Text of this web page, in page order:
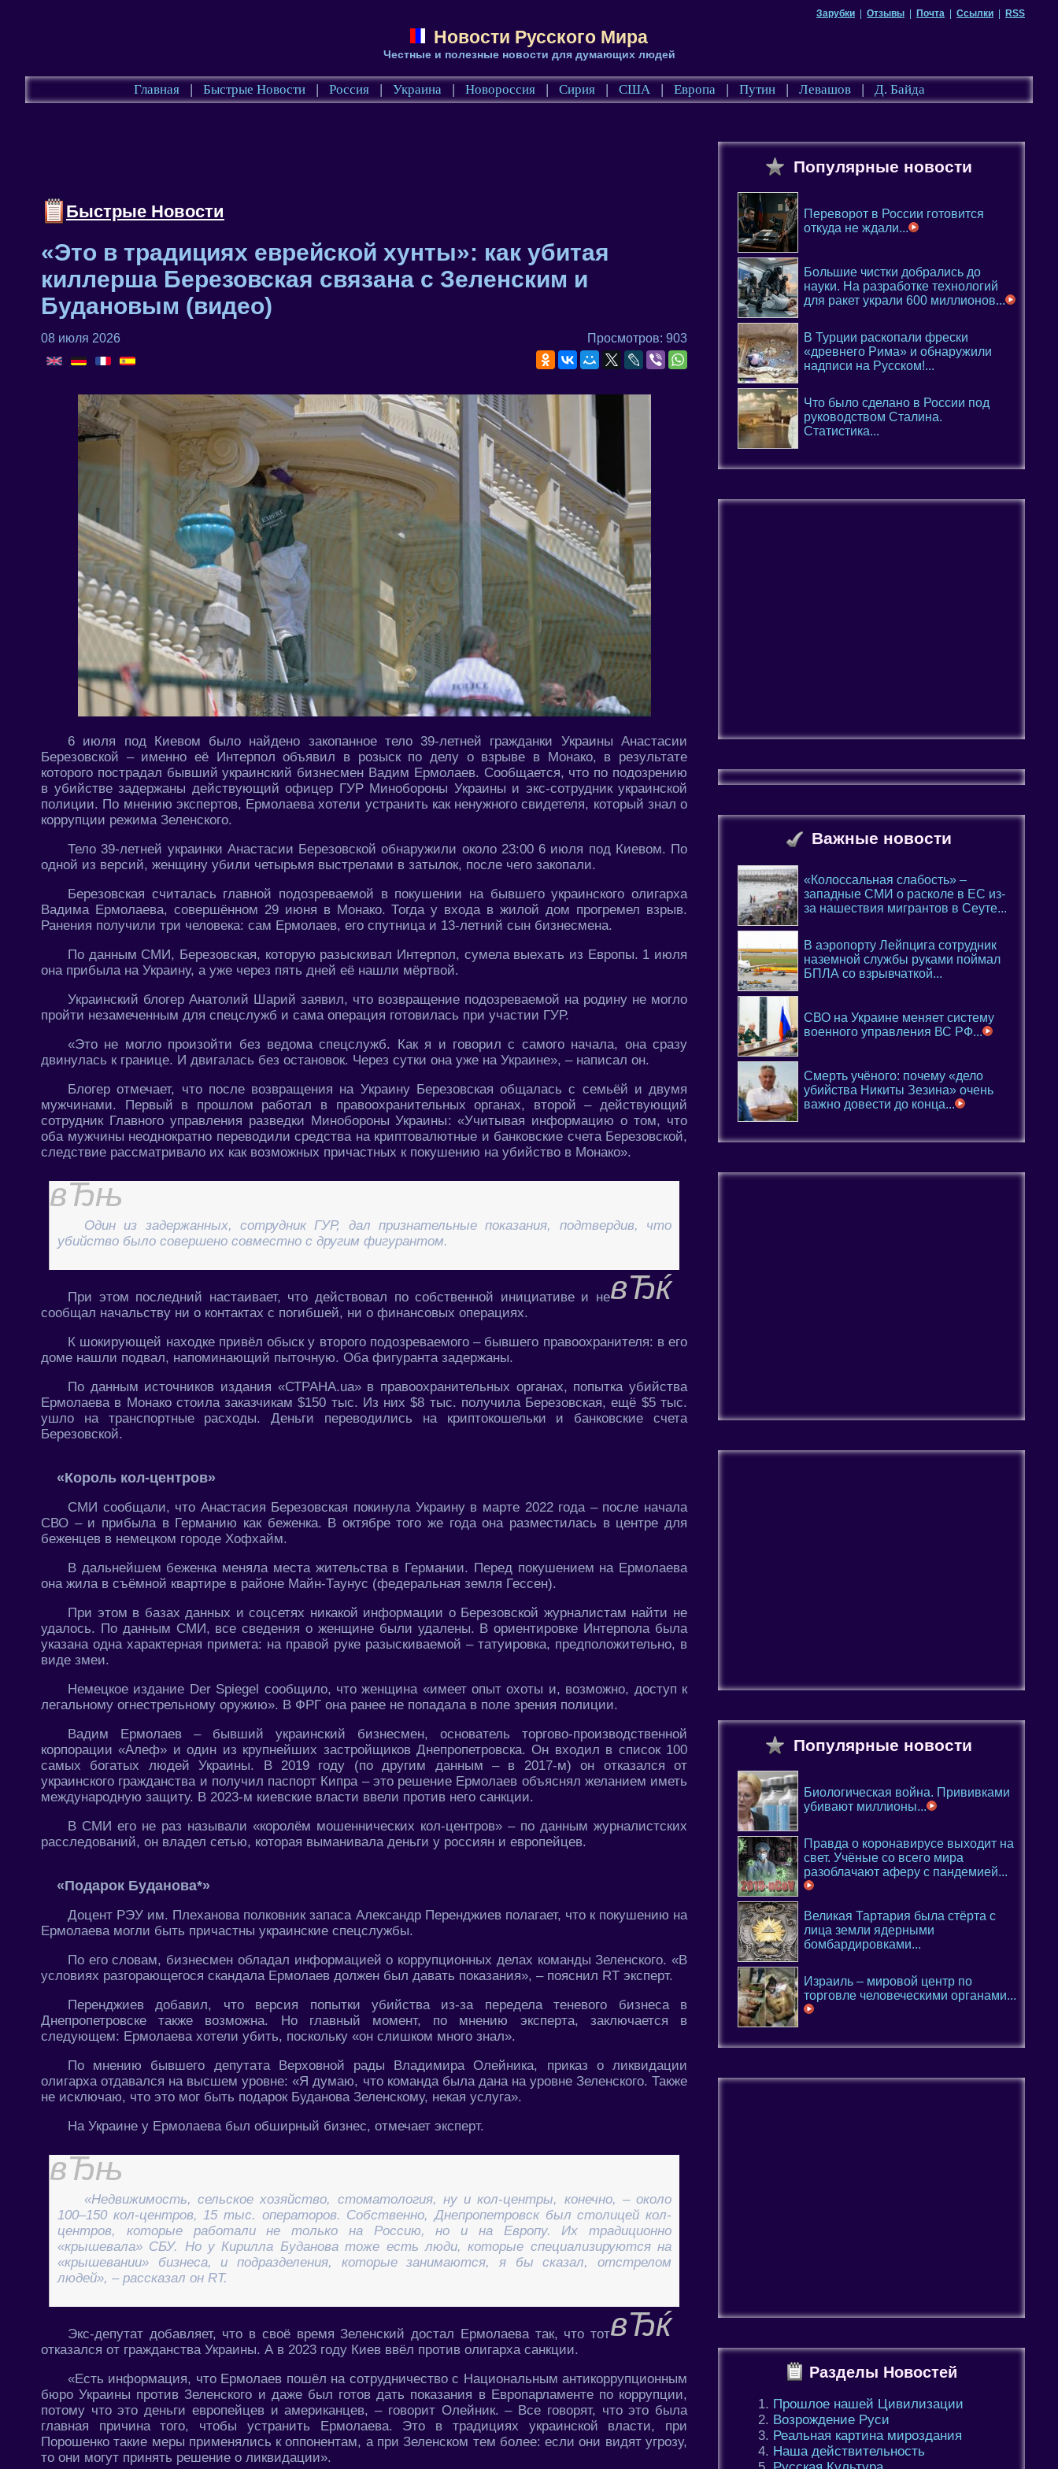
Зарубки Отзывы Почта Ссылки RSS
Новости Русского Мира
Честные и полезные новости для думающих людей
Главная | Быстрые Новости | Россия | Украина | Новороссия | Сирия | США | Европа | Путин | Левашов | Д. Байда
Быстрые Новости
«Это в традициях еврейской хунты»: как убитая
киллерша Березовская связана с Зеленским и
Будановым (видео)
08 июля 2026 Просмотров: 903
6 июля под Киевом было найдено закопанное тело 39-летней гражданки Украины Анастасии
Березовской – именно её Интерпол объявил в розыск по делу о взрыве в Монако, в результате
которого пострадал бывший украинский бизнесмен Вадим Ермолаев. Сообщается, что по подозрению
в убийстве задержаны действующий офицер ГУР Минобороны Украины и экс-сотрудник украинской
полиции. По мнению экспертов, Ермолаева хотели устранить как ненужного свидетеля, который знал о
коррупции режима Зеленского.
Тело 39-летней украинки Анастасии Березовской обнаружили около 23:00 6 июля под Киевом. По
одной из версий, женщину убили четырьмя выстрелами в затылок, после чего закопали.
Березовская считалась главной подозреваемой в покушении на бывшего украинского олигарха
Вадима Ермолаева, совершённом 29 июня в Монако. Тогда у входа в жилой дом прогремел взрыв.
Ранения получили три человека: сам Ермолаев, его спутница и 13-летний сын бизнесмена.
По данным СМИ, Березовская, которую разыскивал Интерпол, сумела выехать из Европы. 1 июля
она прибыла на Украину, а уже через пять дней её нашли мёртвой.
Украинский блогер Анатолий Шарий заявил, что возвращение подозреваемой на родину не могло
пройти незамеченным для спецслужб и сама операция готовилась при участии ГУР.
«Это не могло произойти без ведома спецслужб. Как я и говорил с самого начала, она сразу
двинулась к границе. И двигалась без остановок. Через сутки она уже на Украине», – написал он.
Блогер отмечает, что после возвращения на Украину Березовская общалась с семьёй и двумя
мужчинами. Первый в прошлом работал в правоохранительных органах, второй – действующий
сотрудник Главного управления разведки Минобороны Украины: «Учитывая информацию о том, что
оба мужчины неоднократно переводили средства на криптовалютные и банковские счета Березовской,
следствие рассматривало их как возможных причастных к покушению на убийство в Монако».
Один из задержанных, сотрудник ГУР, дал признательные показания, подтвердив, что
убийство было совершено совместно с другим фигурантом.
При этом последний настаивает, что действовал по собственной инициативе и не
сообщал начальству ни о контактах с погибшей, ни о финансовых операциях.
К шокирующей находке привёл обыск у второго подозреваемого – бывшего правоохранителя: в его
доме нашли подвал, напоминающий пыточную. Оба фигуранта задержаны.
По данным источников издания «СТРАНА.ua» в правоохранительных органах, попытка убийства
Ермолаева в Монако стоила заказчикам $150 тыс. Из них $8 тыс. получила Березовская, ещё $5 тыс.
ушло на транспортные расходы. Деньги переводились на криптокошельки и банковские счета
Березовской.
«Король кол-центров»
СМИ сообщали, что Анастасия Березовская покинула Украину в марте 2022 года – после начала
СВО – и прибыла в Германию как беженка. В октябре того же года она разместилась в центре для
беженцев в немецком городе Хофхайм.
В дальнейшем беженка меняла места жительства в Германии. Перед покушением на Ермолаева
она жила в съёмной квартире в районе Майн-Таунус (федеральная земля Гессен).
При этом в базах данных и соцсетях никакой информации о Березовской журналистам найти не
удалось. По данным СМИ, все сведения о женщине были удалены. В ориентировке Интерпола была
указана одна характерная примета: на правой руке разыскиваемой – татуировка, предположительно, в
виде змеи.
Немецкое издание Der Spiegel сообщило, что женщина «имеет опыт охоты и, возможно, доступ к
легальному огнестрельному оружию». В ФРГ она ранее не попадала в поле зрения полиции.
Вадим Ермолаев – бывший украинский бизнесмен, основатель торгово-производственной
корпорации «Алеф» и один из крупнейших застройщиков Днепропетровска. Он входил в список 100
самых богатых людей Украины. В 2019 году (по другим данным – в 2017-м) он отказался от
украинского гражданства и получил паспорт Кипра – это решение Ермолаев объяснял желанием иметь
международную защиту. В 2023-м киевские власти ввели против него санкции.
В СМИ его не раз называли «королём мошеннических кол-центров» – по данным журналистских
расследований, он владел сетью, которая выманивала деньги у россиян и европейцев.
«Подарок Буданова*»
Доцент РЭУ им. Плеханова полковник запаса Александр Перенджиев полагает, что к покушению на
Ермолаева могли быть причастны украинские спецслужбы.
По его словам, бизнесмен обладал информацией о коррупционных делах команды Зеленского. «В
условиях разгорающегося скандала Ермолаев должен был давать показания», – пояснил RT эксперт.
Перенджиев добавил, что версия попытки убийства из-за передела теневого бизнеса в
Днепропетровске также возможна. Но главный момент, по мнению эксперта, заключается в
следующем: Ермолаева хотели убить, поскольку «он слишком много знал».
По мнению бывшего депутата Верховной рады Владимира Олейника, приказ о ликвидации
олигарха отдавался на высшем уровне: «Я думаю, что команда была дана на уровне Зеленского. Также
не исключаю, что это мог быть подарок Буданова Зеленскому, некая услуга».
На Украине у Ермолаева был обширный бизнес, отмечает эксперт.
«Недвижимость, сельское хозяйство, стоматология, ну и кол-центры, конечно, – около
100–150 кол-центров, 15 тыс. операторов. Собственно, Днепропетровск был столицей кол-
центров, которые работали не только на Россию, но и на Европу. Их традиционно
«крышевала» СБУ. Но у Кирилла Буданова тоже есть люди, которые специализируются на
«крышевании» бизнеса, и подразделения, которые занимаются, я бы сказал, отстрелом
людей», – рассказал он RT.
Экс-депутат добавляет, что в своё время Зеленский достал Ермолаева так, что тот
отказался от гражданства Украины. А в 2023 году Киев ввёл против олигарха санкции.
«Есть информация, что Ермолаев пошёл на сотрудничество с Национальным антикоррупционным
бюро Украины против Зеленского и даже был готов дать показания в Европарламенте по коррупции,
потому что это деньги европейцев и американцев, – говорит Олейник. – Все говорят, что это была
главная причина того, чтобы устранить Ермолаева. Это в традициях украинской власти, при
Порошенко такие меры применялись к оппонентам, а при Зеленском тем более: если они видят угрозу,
то они могут принять решение о ликвидации».
Популярные новости
Переворот в России готовится
откуда не ждали...
Большие чистки добрались до
науки. На разработке технологий
для ракет украли 600 миллионов...
В Турции раскопали фрески
«древнего Рима» и обнаружили
надписи на Русском!...
Что было сделано в России под
руководством Сталина.
Статистика...
Важные новости
«Колоссальная слабость» –
западные СМИ о расколе в ЕС из-
за нашествия мигрантов в Сеуте...
В аэропорту Лейпцига сотрудник
наземной службы руками поймал
БПЛА со взрывчаткой...
СВО на Украине меняет систему
военного управления ВС РФ...
Смерть учёного: почему «дело
убийства Никиты Зезина» очень
важно довести до конца...
Популярные новости
Биологическая война. Прививками
убивают миллионы...
Правда о коронавирусе выходит на
свет. Учёные со всего мира
разоблачают аферу с пандемией...
Великая Тартария была стёрта с
лица земли ядерными
бомбардировками...
Израиль – мировой центр по
торговле человеческими органами...
Разделы Новостей
Прошлое нашей Цивилизации
Возрождение Руси
Реальная картина мироздания
Наша действительность